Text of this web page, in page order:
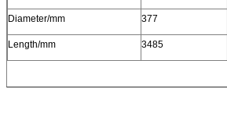
Diameter/mm 377
Length/mm 3485